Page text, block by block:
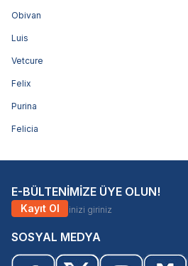
Obivan
Luis
Vetcure
Felix
Purina
Felicia
E-BÜLTENİMİZE ÜYE OLUN!
Kayıt Ol
SOSYAL MEDYA